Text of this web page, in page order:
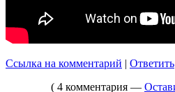
Ссылка на комментарий | Ответить
( 4 комментария —